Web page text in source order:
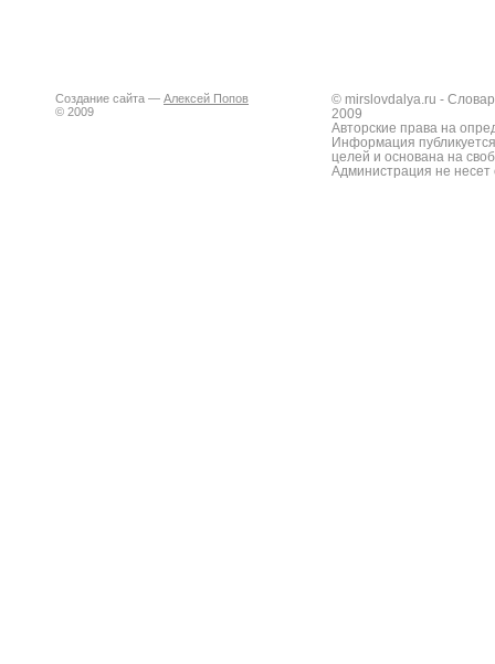
Создание сайта — Алексей Попов
© 2009
© mirslovdalya.ru -
2009
Авторские права на
Информация
целей и основана на
Администрация не несет